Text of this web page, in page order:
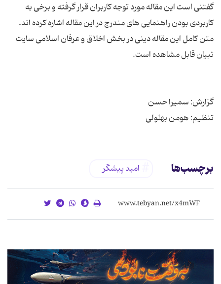
گفتنی است این مقاله مورد توجه کاربران قرار گرفته و برخی به
متن کامل این مقاله دینی در بخش اخلاق و عرفان اسلامی سایت
تنظیم: هومن بهلولی
برچسب‌ها امید پیشگر